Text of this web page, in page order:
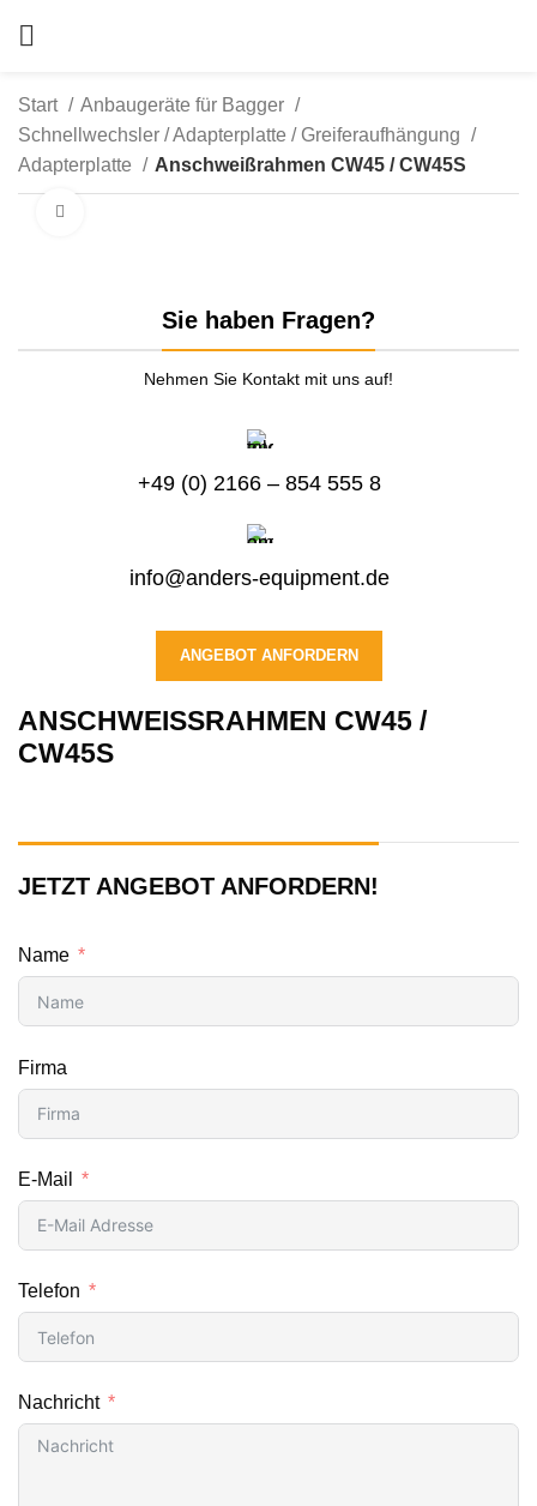
Start
Anbaugeräte für Bagger
Schnellwechsler / Adapterplatte / Greiferaufhängung
Adapterplatte
Anschweißrahmen CW45 / CW45S
Sie haben Fragen?
Nehmen Sie Kontakt mit uns auf!
+49 (0) 2166 – 854 555 8
info@anders-equipment.de
ANGEBOT ANFORDERN
ANSCHWEISSRAHMEN CW45 / C
W45S
JETZT ANGEBOT ANFORDERN!
Name
Firma
E-Mail
Telefon
Nachricht